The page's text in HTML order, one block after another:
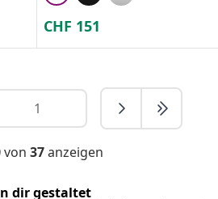
CHF 151
von 37anzeigen
dir gestaltet